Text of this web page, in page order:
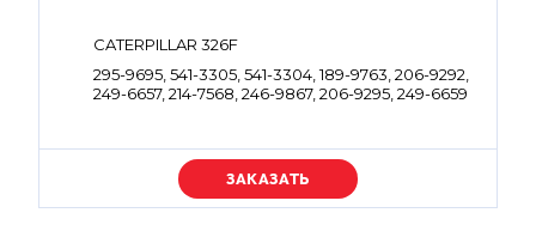
CATERPILLAR 326F
295-9695, 541-3305, 541-3304, 189-9763, 206-9292,
249-6657, 214-7568, 246-9867, 206-9295, 249-6659
Уточняйте цену